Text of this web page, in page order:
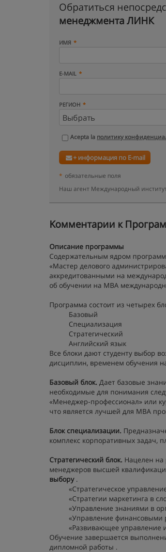
Обратиться
менеджмента ЛИНК
ИМЯ
E-MAIL
РЕГИОН
Acepta la политику
+ информация по E-mail
* обязательные поля
Наш агент Международный
Kомментарии к
Описание программы
Содержательным ядром
«Мастер делового
аккредитованными на
об обучении на MBA
Программа состоит из четырех
Базовый
Специализация
Стратегический
Английский язык
Все блоки дают студенту выбор
дисциплин, временем обучения
Базовый блок. Дает базовые
необходимые для понимания
«Менеджер-профессионал» или
что является лучшей для MBA
Блок специализации.
комплекс корпоративных задач,
Стратегический блок. Нацелен на
менеджеров высшей
выбору.
«Стратегическое
«Стратегии маркетинга в
«Управление знаниями в
«Управление финансовыми
«Развивающее управление
Обучение завершается
дипломной работы .